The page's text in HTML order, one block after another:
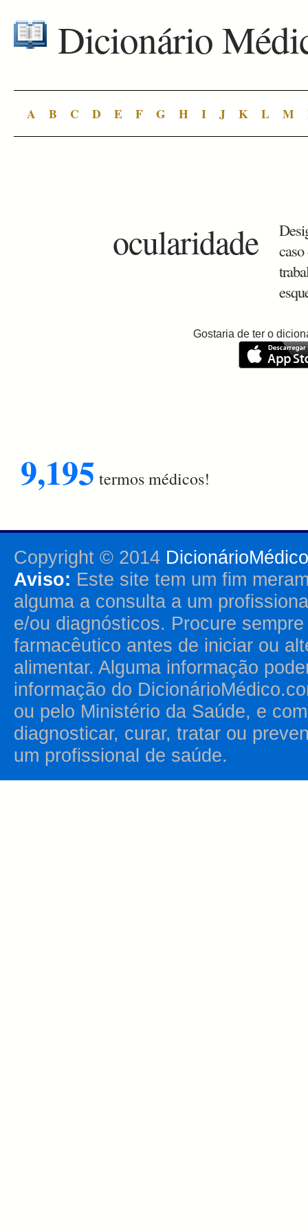
Dicionário
A B C D E F G H I J K L M
ocularidade
Gostaria de ter o
9,195 termos médicos!
Copyright © 2014
Aviso: Este site tem um fim
alguma a consulta a um
e/ou diagnósticos. Procure
farmacêutico antes de iniciar ou
alimentar. Alguma informação
informação do
ou pelo Ministério da Saúde, e
diagnosticar, curar, tratar ou
um profissional de saúde.